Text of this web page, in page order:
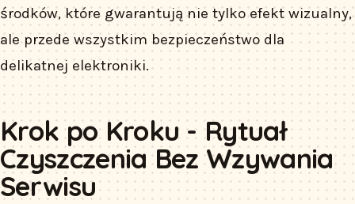
środków, które gwarantują nie tylko efekt wizualny,
ale przede wszystkim bezpieczeństwo dla
delikatnej elektroniki.
Krok po Kroku - Rytuał
Czyszczenia Bez Wzywania
Serwisu